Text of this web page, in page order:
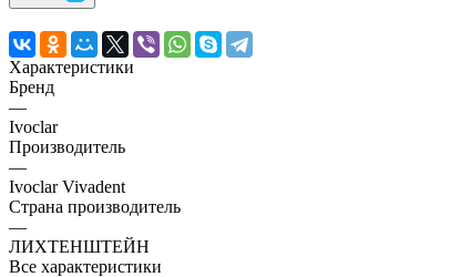
Характеристики
Бренд
—
Ivoclar
Производитель
—
Ivoclar Vivadent
Страна производитель
—
ЛИХТЕНШТЕЙН
Все характеристики